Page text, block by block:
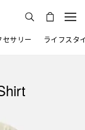
セサリー ライフスタ